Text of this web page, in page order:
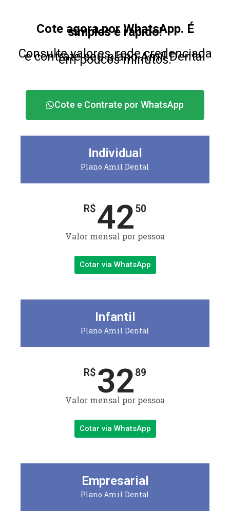
Cote agora por WhatsApp. É
simples e rápido!
Consulte valores, rede credenciada
e contrate seu plano Amil Dental
em poucos minutos.
Cote e Contrate por WhatsApp
Individual
Plano Amil Dental
R$4250
Valor mensal por pessoa
Cotar via WhatsApp
Infantil
Plano Amil Dental
R$ 3289
Valor mensal por pessoa
Cotar via WhatsApp
Empresarial
Plano Amil Dental